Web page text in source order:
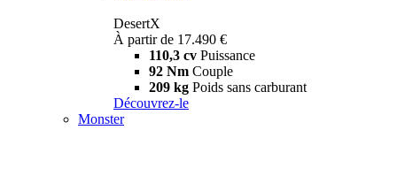
DesertX
À partir de 17.490 €
110,3 cv Puissance
92 Nm Couple
209 kg Poids sans carburant
Découvrez-le
Monster